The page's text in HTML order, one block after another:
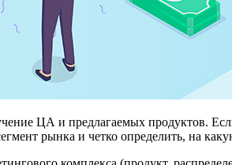
ЦА и предлагаемых продуктов.
рынка и четко определить, на